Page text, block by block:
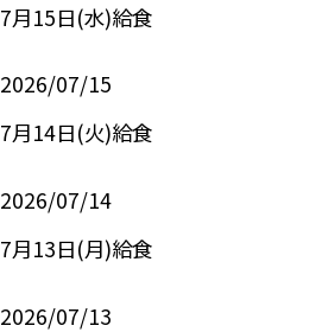
7月15日(水)給食
2026/07/15
7月14日(火)給食
2026/07/14
7月13日(月)給食
2026/07/13